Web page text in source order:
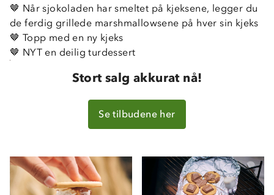
🤎 Når sjokoladen har smeltet på kjeksene, legger du
de ferdig grillede marshmallowsene på hver sin kjeks
🤎 Topp med en ny kjeks
🤎 NYT en deilig turdessert
Stort salg akkurat nå!
Se tilbudene her